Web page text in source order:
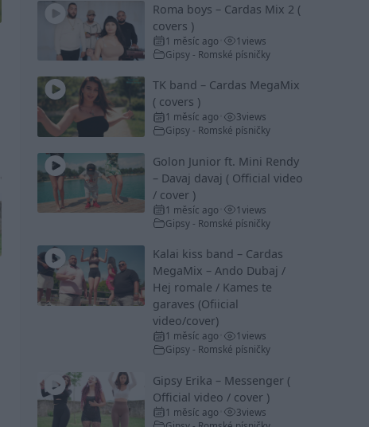
Roma boys – Cardas Mix 2 (
covers )
1 měsíc ago 1views
Gipsy - Romské písničky
TK band – Cardas MegaMix
( covers )
1 měsíc ago 3views
Gipsy - Romské písničky
Golon Junior ft. Mini Rendy
– Davaj davaj ( Official video
/ cover )
1 měsíc ago 1views
Gipsy - Romské písničky
Kalai kiss band – Cardas
MegaMix – Ando Dubaj /
Hej romale / Kames te
garaves (Ofiicial
video/cover)
1 měsíc ago 1views
Gipsy - Romské písničky
Gipsy Erika – Messenger (
Official video / cover )
1 měsíc ago 3views